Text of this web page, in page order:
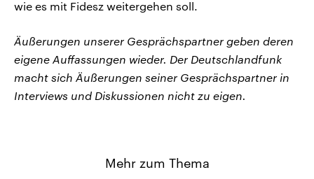
wie es mit Fidesz weitergehen soll.
Äußerungen unserer Gesprächspartner geben deren
eigene Auffassungen wieder. Der Deutschlandfunk
macht sich Äußerungen seiner Gesprächspartner in
Interviews und Diskussionen nicht zu eigen.
Mehr zum Thema